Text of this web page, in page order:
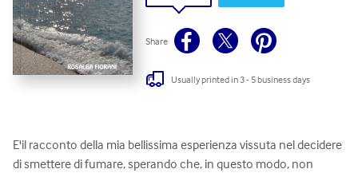
Share
Usually printed in 3 - 5 business days
E'il racconto della mia bellissima esperienza vissuta nel decidere
di smettere di fumare, sperando che, in questo modo, non